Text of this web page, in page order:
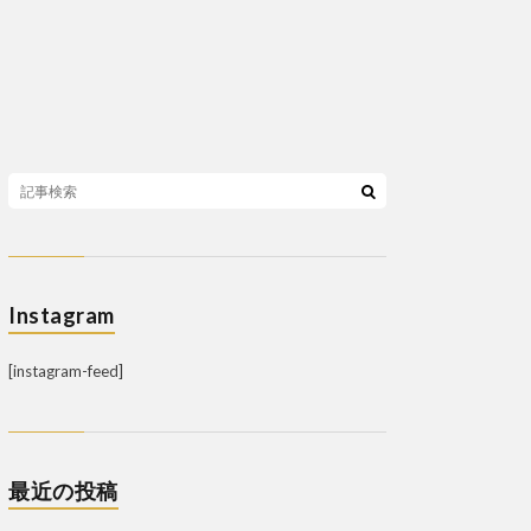
Instagram
[instagram-feed]
最近の投稿